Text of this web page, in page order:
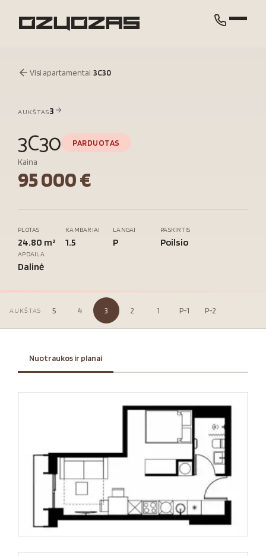
Visi apartamentai 3C30
AUKŠTAS3
3C30
PARDUOTAS
Kaina
95 000 €
PLOTAS
24.80 m²
KAMBARIAI
1.5
LANGAI
P
PASKIRTIS
Poilsio
APDAILA
Dalinė
AUKŠTAS 5 4 3 2 1 P-1 P-2
Nuotraukos ir planai